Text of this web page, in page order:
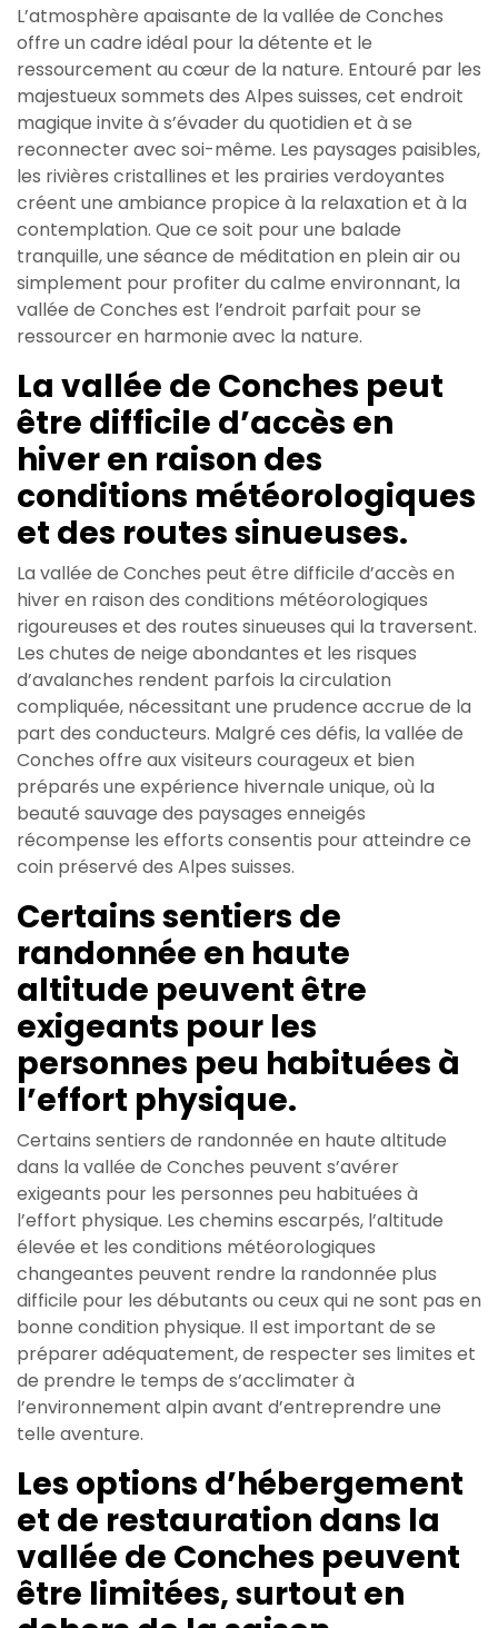
L’atmosphère apaisante de la vallée de Conches
offre un cadre idéal pour la détente et le
ressourcement au cœur de la nature. Entouré par les
majestueux sommets des Alpes suisses, cet endroit
magique invite à s’évader du quotidien et à se
reconnecter avec soi-même. Les paysages paisibles,
les rivières cristallines et les prairies verdoyantes
créent une ambiance propice à la relaxation et à la
contemplation. Que ce soit pour une balade
tranquille, une séance de méditation en plein air ou
simplement pour profiter du calme environnant, la
vallée de Conches est l’endroit parfait pour se
ressourcer en harmonie avec la nature.
La vallée de Conches peut
être difficile d’accès en
hiver en raison des
conditions météorologiques
et des routes sinueuses.
La vallée de Conches peut être difficile d’accès en
hiver en raison des conditions météorologiques
rigoureuses et des routes sinueuses qui la traversent.
Les chutes de neige abondantes et les risques
d’avalanches rendent parfois la circulation
compliquée, nécessitant une prudence accrue de la
part des conducteurs. Malgré ces défis, la vallée de
Conches offre aux visiteurs courageux et bien
préparés une expérience hivernale unique, où la
beauté sauvage des paysages enneigés
récompense les efforts consentis pour atteindre ce
coin préservé des Alpes suisses.
Certains sentiers de
randonnée en haute
altitude peuvent être
exigeants pour les
personnes peu habituées à
l’effort physique.
Certains sentiers de randonnée en haute altitude
dans la vallée de Conches peuvent s’avérer
exigeants pour les personnes peu habituées à
l’effort physique. Les chemins escarpés, l’altitude
élevée et les conditions météorologiques
changeantes peuvent rendre la randonnée plus
difficile pour les débutants ou ceux qui ne sont pas en
bonne condition physique. Il est important de se
préparer adéquatement, de respecter ses limites et
de prendre le temps de s’acclimater à
l’environnement alpin avant d’entreprendre une
telle aventure.
Les options d’hébergement
et de restauration dans la
vallée de Conches peuvent
être limitées, surtout en